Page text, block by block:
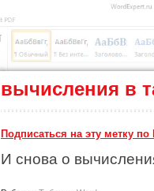
вычисления в
Подписаться на эту метку по
И снова о